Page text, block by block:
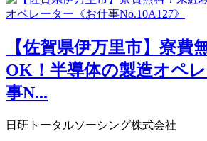
【佐賀県伊万里市】寮費
OK！半導体の製造オペ
事N...
日研トータルソーシング株式会社